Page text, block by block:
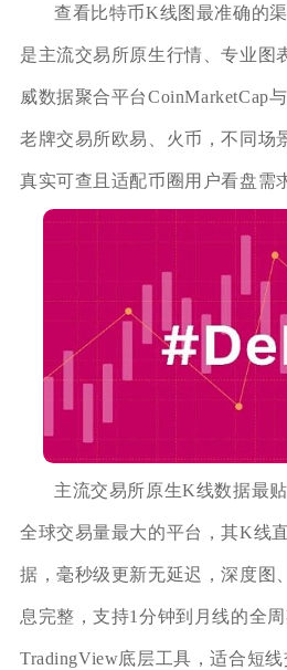
查看比特币K线图最准确的
是主流交易所原生行情、专业图
威数据聚合平台CoinMarketCap
老牌交易所欧易、火币，不同场
真实可查且适配币圈用户看盘需
主流交易所原生K线数据最
全球交易量最大的平台，其K线
据，毫秒级更新无延迟，深度图
息完整，支持1分钟到月线的全
TradingView底层工具，适合短